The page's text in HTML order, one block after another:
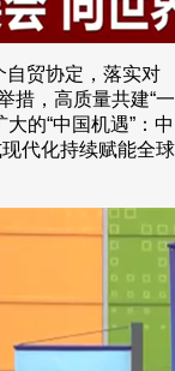
自贸协定，落实对
措，高质量共建“一
的“中国机遇”：中
代化持续赋能全球